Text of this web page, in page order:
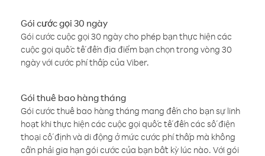
Gói cước gọi 30 ngày
Gói cước cuộc gọi 30 ngày cho phép bạn thực hiện các
cuộc gọi quốc tế đến địa điểm bạn chọn trong vòng 30
ngày với cước phí thấp của Viber.
Gói thuê bao hàng tháng
Gói cước thuê bao hàng tháng mang đến cho bạn sự linh
hoạt khi thực hiện các cuộc gọi quốc tế đến các số điện
thoại cố định và di động ở mức cước phí thấp mà không
cần phải gia hạn gói cước của bạn bất kỳ lúc nào. Với gói